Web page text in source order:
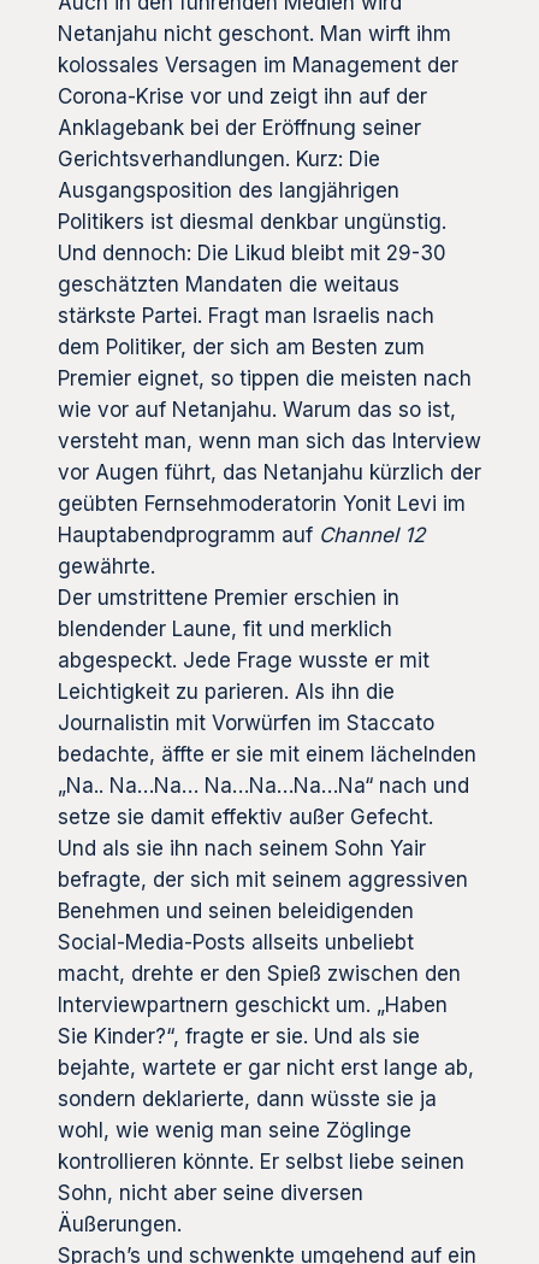
Netanjahu nicht geschont. Man wirft ihm
kolossales Versagen im Management der
Corona-Krise vor und zeigt ihn auf der
Anklagebank bei der Eröffnung seiner
Gerichtsverhandlungen. Kurz: Die
Ausgangsposition des langjährigen
Politikers ist diesmal denkbar ungünstig.
Und dennoch: Die Likud bleibt mit 29-30
geschätzten Mandaten die weitaus
stärkste Partei. Fragt man Israelis nach
dem Politiker, der sich am Besten zum
Premier eignet, so tippen die meisten nach
wie vor auf Netanjahu. Warum das so ist,
versteht man, wenn man sich das Interview
vor Augen führt, das Netanjahu kürzlich der
geübten Fernsehmoderatorin Yonit Levi im
Hauptabendprogramm auf Channel 12
gewährte.
Der umstrittene Premier erschien in
blendender Laune, fit und merklich
abgespeckt. Jede Frage wusste er mit
Leichtigkeit zu parieren. Als ihn die
Journalistin mit Vorwürfen im Staccato
bedachte, äffte er sie mit einem lächelnden
„Na.. Na…Na… Na…Na…Na…Na“ nach und
setze sie damit effektiv außer Gefecht.
Und als sie ihn nach seinem Sohn Yair
befragte, der sich mit seinem aggressiven
Benehmen und seinen beleidigenden
Social-Media-Posts allseits unbeliebt
macht, drehte er den Spieß zwischen den
Interviewpartnern geschickt um. „Haben
Sie Kinder?“, fragte er sie. Und als sie
bejahte, wartete er gar nicht erst lange ab,
sondern deklarierte, dann wüsste sie ja
wohl, wie wenig man seine Zöglinge
kontrollieren könnte. Er selbst liebe seinen
Sohn, nicht aber seine diversen
Äußerungen.
Sprach’s und schwenkte umgehend auf ein